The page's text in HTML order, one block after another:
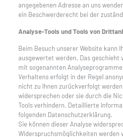
angegebenen Adresse an uns
ein Beschwerderecht bei der
Analyse-Tools und Tools von
Beim Besuch unserer Website kann
ausgewertet werden. Das geschieht
mit sogenannten
Verhaltens erfolgt in der Regel
nicht zu Ihnen zurückverfolgt
widersprechen oder sie durch die
Tools verhindern. Detaillierte
folgenden Datenschutzerklärung.
Sie können dieser Analyse
Widerspruchsmöglichkeiten werden